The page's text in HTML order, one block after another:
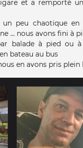
et a remporté
un peu chaotique en
... nous avons fini à
balade à pied ou
bateau au bus
en avons pris plein